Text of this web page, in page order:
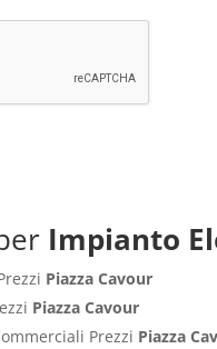
Impianto
Piazza Cavour
Piazza Cavour
Prezzi Piazza